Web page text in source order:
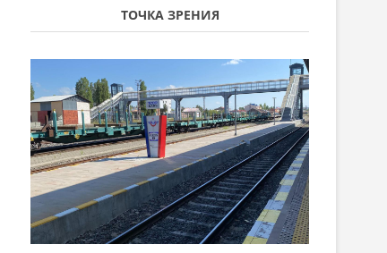
ТОЧКА ЗРЕНИЯ